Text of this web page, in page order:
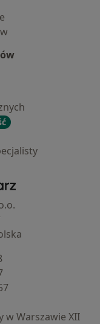
- Strona główna
w Warszawie XII